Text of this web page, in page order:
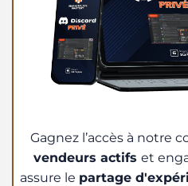
Gagnez l’accès à notre
vendeurs actifs et
assure le partage